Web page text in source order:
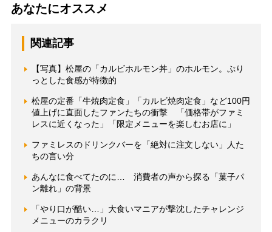
あなたにオススメ
関連記事
【写真】松屋の「カルビホルモン丼」のホルモン。ぷり
っとした食感が特徴的
松屋の定番「牛焼肉定食」「カルビ焼肉定食」など100円
値上げに直面したファンたちの衝撃 「価格帯がファミ
レスに近くなった」「限定メニューを楽しむお店に」
ファミレスのドリンクバーを「絶対に注文しない」人た
ちの言い分
あんなに食べてたのに… 消費者の声から探る「菓子パ
ン離れ」の背景
「やり口が酷い…」大食いマニアが撃沈したチャレンジ
メニューのカラクリ